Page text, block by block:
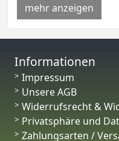
mehr anzeigen
Informationen
Impressum
Unsere AGB
Widerrufsrecht &
Privatsphäre und
Zahlungsarten /